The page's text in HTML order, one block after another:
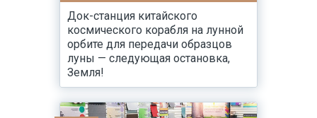
Док-станция китайского
космического корабля на лунной
орбите для передачи образцов
луны — следующая остановка,
Земля!